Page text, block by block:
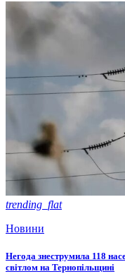
trending_flat
Новини
Негода знеструмила 118
світлом на Тернопільщині